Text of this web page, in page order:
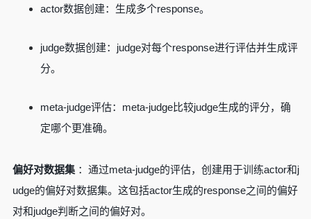
actor数据创建：生成多个response。
judge数据创建：judge对每个response进行评估并生成评
分。
meta-judge评估：meta-judge比较judge生成的评分，确
定哪个更准确。
偏好对数据集：通过meta-judge的评估，创建用于训练actor和j
udge的偏好对数据集。这包括actor生成的response之间的偏好
对和judge判断之间的偏好对。